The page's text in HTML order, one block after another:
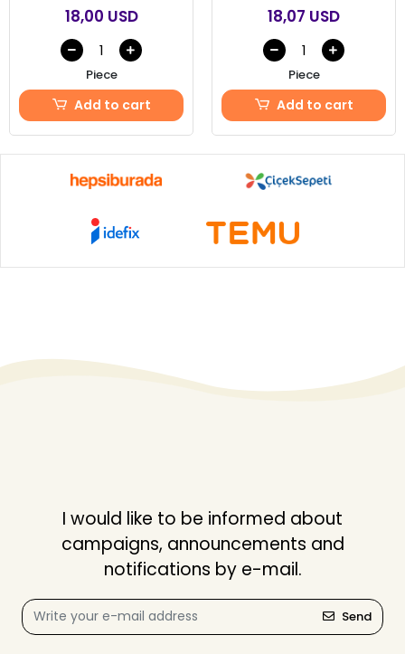
18,00 USD
Piece
Add to cart
18,07 USD
Piece
Add to cart
I would like to be informed about
campaigns, announcements and
notifications by e-mail.
Send